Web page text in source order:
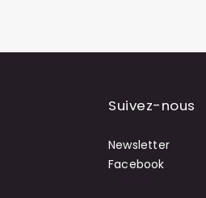
Suivez-nous
Newsletter
Facebook